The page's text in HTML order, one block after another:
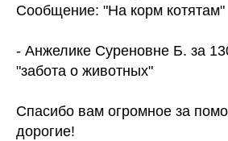
Сообщение: "На корм котятам"
- Анжелике Суреновне Б. за
"забота о животных"
Спасибо вам огромное за
дорогие!